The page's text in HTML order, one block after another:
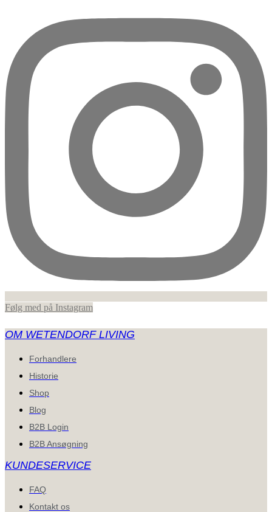
Følg med på Instagram
OM WETENDORF LIVING
Forhandlere
Historie
Shop
Blog
B2B Login
B2B Ansøgning
KUNDESERVICE
FAQ
Kontakt os